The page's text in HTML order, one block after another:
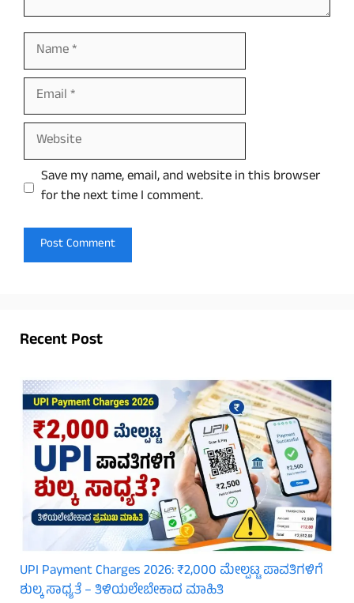
Name
Email
Website
Save my name, email, and website in this browser
for the next time I comment.
Recent Post
UPI Payment Charges 2026: ₹2,000 ಮೇಲ್ಪಟ್ಟ ಪಾವತಿಗಳಿಗೆ
ಶುಲ್ಕ ಸಾಧ್ಯತೆ – ತಿಳಿಯಲೇಬೇಕಾದ ಮಾಹಿತಿ